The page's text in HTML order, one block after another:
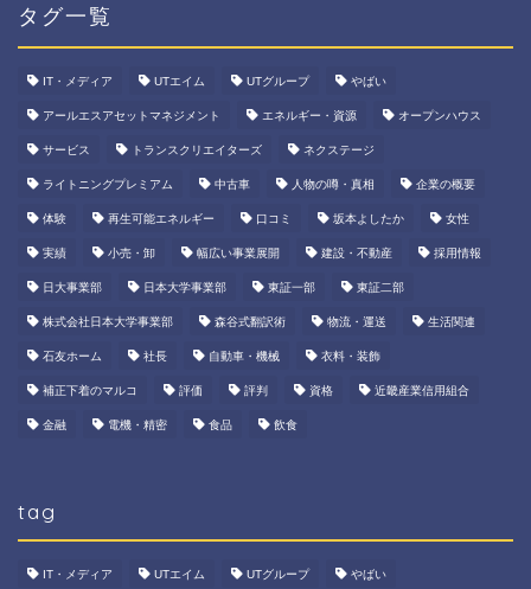
タグ一覧
IT・メディア UTエイム UTグループ やばい
アールエスアセットマネジメント エネルギー・資源 オープンハウス
サービス トランスクリエイターズ ネクステージ
ライトニングプレミアム 中古車 人物の噂・真相 企業の概要
体験 再生可能エネルギー 口コミ 坂本よしたか 女性
実績 小売・卸 幅広い事業展開 建設・不動産 採用情報
日大事業部 日本大学事業部 東証一部 東証二部
株式会社日本大学事業部 森谷式翻訳術 物流・運送 生活関連
石友ホーム 社長 自動車・機械 衣料・装飾
補正下着のマルコ 評価 評判 資格 近畿産業信用組合
金融 電機・精密 食品 飲食
tag
IT・メディア UTエイム UTグループ やばい